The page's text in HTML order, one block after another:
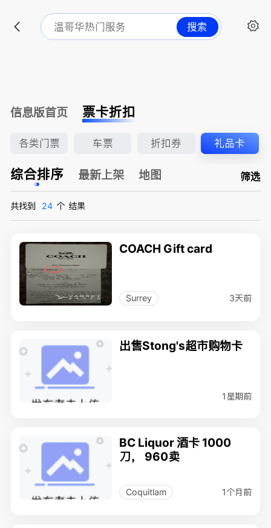
搜索
信息版首页 票卡折扣
各类门票 车票 折扣券 礼品卡
综合排序 最新上架 地图 筛选
共找到 24 个 结果
COACH Gift card
Surrey 3天前
出售Stong's超市购物卡
1星期前
BC Liquor 酒卡 1000
刀， 960卖
Coquitlam 1个月前